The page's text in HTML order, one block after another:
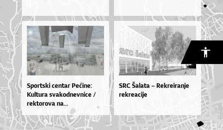
Spor­tski cen­tar Pe­ći­ne:
Kul­tu­ra sva­kod­nev­ni­ce /
rek­to­ro­va na...
SRC Šalata – Rekreiranje
rekreacije